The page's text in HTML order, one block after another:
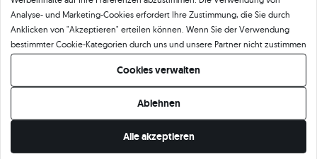
Über 11 4845★-Bewertungen in ganz
Europa
GEPRÜFTE BEWERTUNGEN UNSERER KUNDEN
Analyse- und Marketing-Cookies erfordert Ihre Zustimmung, die Sie durch
Anklicken von "Akzeptieren" erteilen können. Wenn Sie der Verwendung
bestimmter Cookie-Kategorien durch uns und unsere Partner nicht zustimmen
möchten, klicken Sie auf "Lassen Sie mich wählen" und bestimmen Sie Ihre
Präferenzen. Sie können Ihre Zustimmung jederzeit widerrufen, indem Sie
Ihre Cookie-Einstellungen ändern.
Cookies verwalten
Ablehnen
Alle akzeptieren